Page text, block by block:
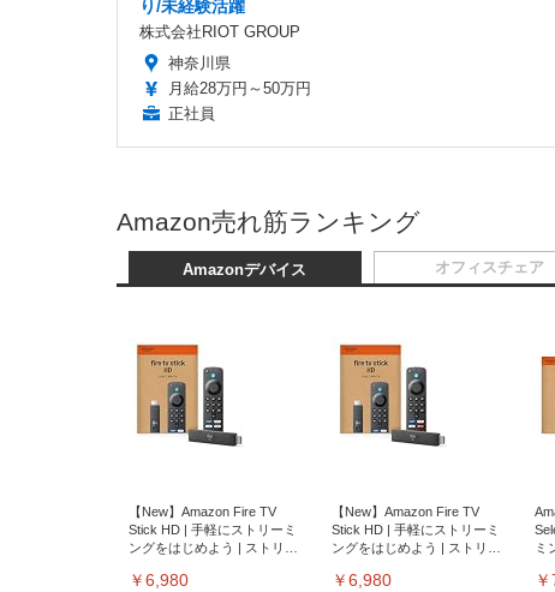
り/未経験活躍
株式会社RIOT GROUP
神奈川県
月給28万円～50万円
正社員
Amazon売れ筋ランキング
Amazonデバイス
【New】Amazon Fire TV
Stick HD | 手軽にストリーミ
ングをはじめよう | ストリー
￥6,980
【New】Amazon Fire TV
Stick HD | 手軽にストリーミ
ングをはじめよう | ストリー
￥6,980
ミ
オフィスチェア